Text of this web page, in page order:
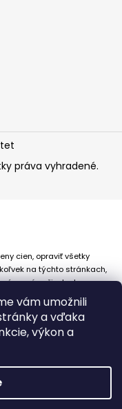
vám umožnili
a vďaka
výkon a
práva vyhradené.
cien, opraviť všetky
na týchto stránkach,
požiadavku na
technické
v súvislosti s
nevyplýva nám žiadna
na nepresné